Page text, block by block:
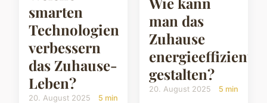
smarten
Technologien
verbessern
das Zuhause-
Leben?
20. August 2025 5 min
man das
Zuhause
energieeffizienter
gestalten?
20. August 2025 5 min